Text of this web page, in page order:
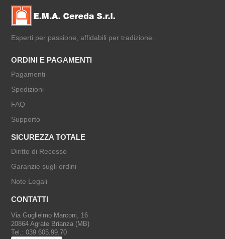
Esperti per passione, affidabili per tradizione.
ORDINI E PAGAMENTI
Pagamenti
Spedizioni
FAQ
Supporto
SICUREZZA TOTALE
Diritto di Recesso
Garanzie sugli ordini
Note Legali
CONTATTI
Via Guglielmo Marconi, 16
20864 Agrate Brianza (MB)
Tel.: 039 605.99.70